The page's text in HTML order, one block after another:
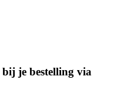
bij je bestelling via